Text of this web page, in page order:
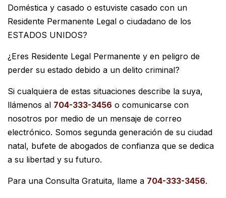
Doméstica y casado o estuviste casado con un
Residente Permanente Legal o ciudadano de los
ESTADOS UNIDOS?
¿Eres Residente Legal Permanente y en peligro de
perder su estado debido a un delito criminal?
Si cualquiera de estas situaciones describe la suya,
llámenos al 704-333-3456 o comunicarse con
nosotros por medio de un mensaje de correo
electrónico. Somos segunda generación de su ciudad
natal, bufete de abogados de confianza que se dedica
a su libertad y su futuro.
Para una Consulta Gratuita, llame a 704-333-3456.